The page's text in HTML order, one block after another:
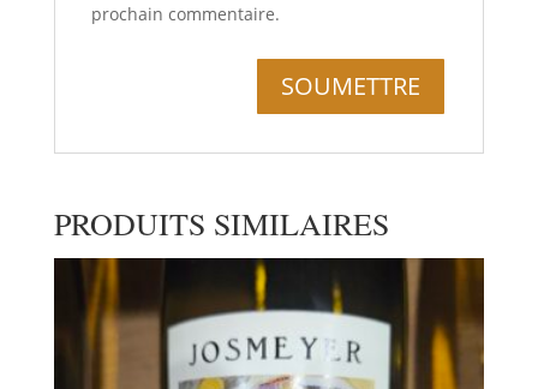
prochain commentaire.
PRODUITS SIMILAIRES